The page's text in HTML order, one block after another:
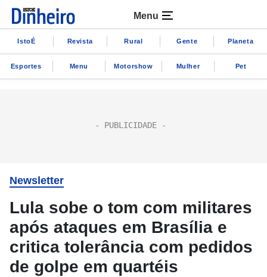
Menu
IstoÉ Revista Rural Gente Planeta
Esportes Menu Motorshow Mulher Pet
Newsletter
Lula sobe o tom com militares
após ataques em Brasília e
critica tolerância com pedidos
de golpe em quartéis